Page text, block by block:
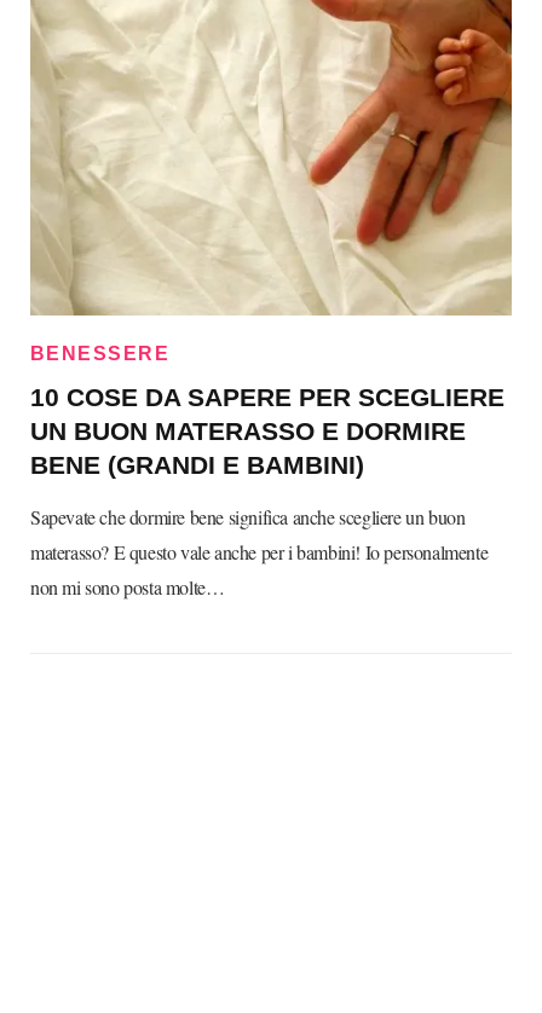
BENESSERE
10 COSE DA SAPERE PER SCEGLIERE
UN BUON MATERASSO E DORMIRE
BENE (GRANDI E BAMBINI)
Sapevate che dormire bene significa anche scegliere un buon
materasso? E questo vale anche per i bambini! Io personalmente
non mi sono posta molte…